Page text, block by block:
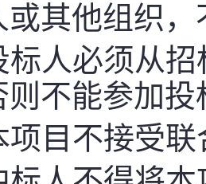
或其他组织
标人必须从
则不能参加
项目不接受